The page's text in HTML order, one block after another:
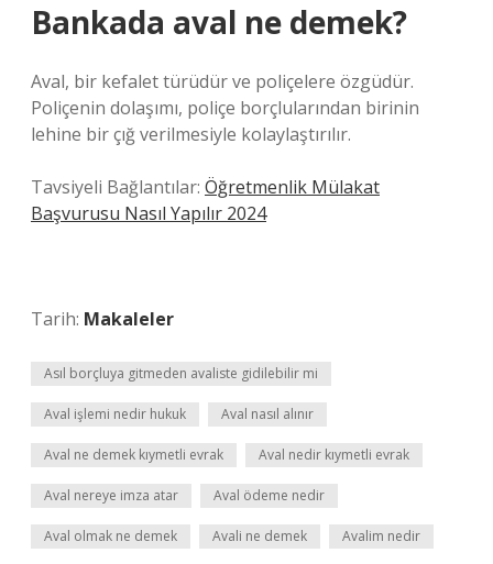
Bankada aval ne demek?
Aval, bir kefalet türüdür ve poliçelere özgüdür.
Poliçenin dolaşımı, poliçe borçlularından birinin
lehine bir çığ verilmesiyle kolaylaştırılır.
Tavsiyeli Bağlantılar: Öğretmenlik Mülakat
Başvurusu Nasıl Yapılır 2024
Tarih: Makaleler
Asıl borçluya gitmeden avaliste gidilebilir mi
Aval işlemi nedir hukuk Aval nasıl alınır
Aval ne demek kıymetli evrak Aval nedir kıymetli evrak
Aval nereye imza atar Aval ödeme nedir
Aval olmak ne demek Avali ne demek Avalim nedir